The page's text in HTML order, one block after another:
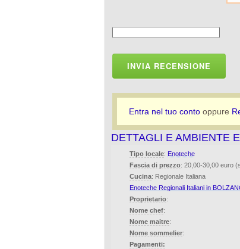
INVIA RECENSIONE
Entra nel tuo conto oppure
DETTAGLI E AMBIENTE
Tipo locale: Enoteche
Fascia di prezzo: 20,00-30,00 euro
Cucina: Regionale Italiana
Enoteche Regionali Italiani in
Proprietario:
Nome chef:
Nome maitre:
Nome sommelier:
Pagamenti: